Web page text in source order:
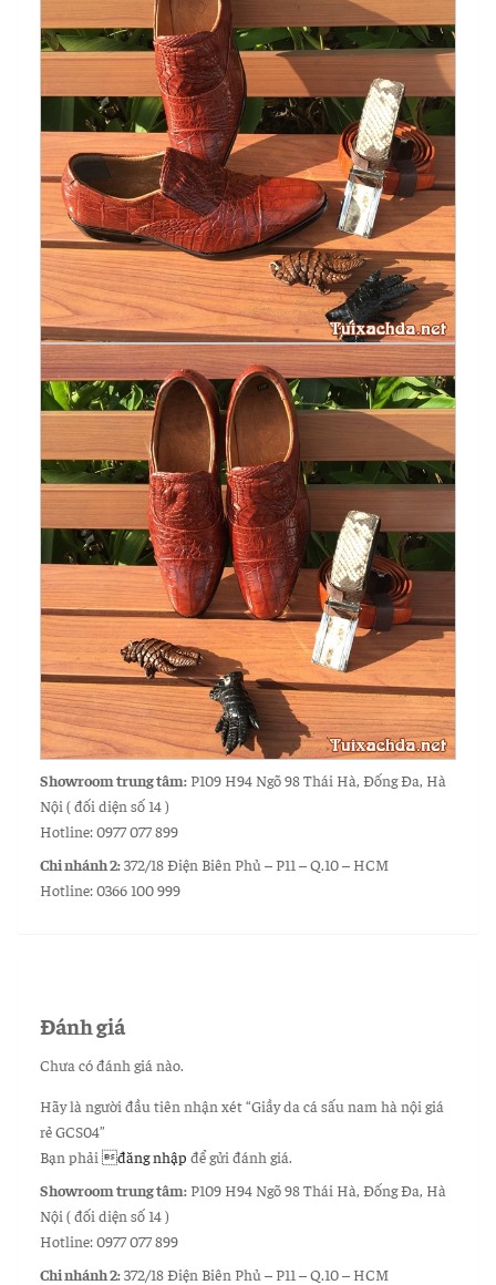
Showroom trung tâm:P109 H94 Ngõ 98 Thái Hà, Đống Đa, Hà
Nội ( đối diện số 14 )
Hotline: 0977 077 899
Chi nhánh 2:372/18 Điện Biên Phủ – P11 – Q.10 – HCM
Hotline: 0366 100 999
Đánh giá
Chưa có đánh giá nào.
Hãy là người đầu tiên nhận xét “Giầy da cá sấu nam hà nội giá
rẻ GCS04”
Bạn phải đăng nhập để gửi đánh giá.
Showroom trung tâm:P109 H94 Ngõ 98 Thái Hà, Đống Đa, Hà
Nội ( đối diện số 14 )
Hotline: 0977 077 899
Chi nhánh 2:372/18 Điện Biên Phủ – P11 – Q.10 – HCM